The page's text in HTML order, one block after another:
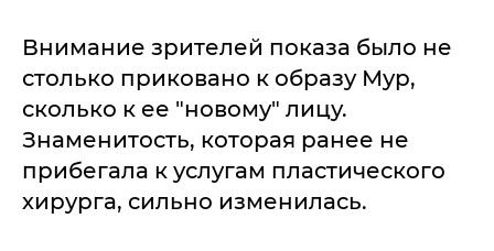
Внимание зрителей показа было не
столько приковано к образу Мур,
сколько к ее "новому" лицу.
Знаменитость, которая ранее не
прибегала к услугам пластического
хирурга, сильно изменилась.